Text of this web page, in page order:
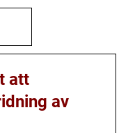
att
av